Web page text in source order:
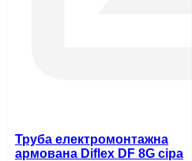
Труба електромонтажна
армована Diflex DF 8G сіра